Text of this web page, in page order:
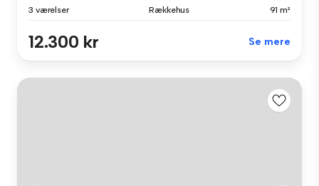
3 værelser Rækkehus 91 m²
12.300 kr Se mere